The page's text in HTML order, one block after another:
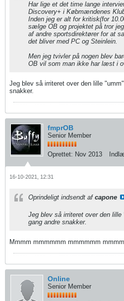
Har lige et det time lange
Discovery+ i Købmændenes
Inden jeg er alt for kritisk(for
sælge OB og projektet på tror
af andre sportsdirektører for at
det bliver med PC og Steinlein.
Men jeg tvivler på nogen blev
OB vil som man ikke har læst i
Jeg blev så irriteret over den lille
snakker.
fmprOB
Senior Member
Oprettet: Nov 2013
16-10-2021, 12:31
Oprindeligt indsendt af capone
Jeg blev så irriteret over den
gang andre snakker.
Mmmm mmmmmm mmmmmm
Online
Senior Member